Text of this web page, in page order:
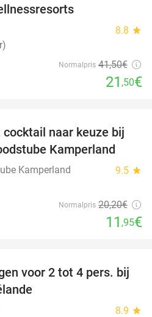
8.8 star
Normalpris 41,50€
21 ,50€
41%
naar keuze bij
Kamperland
Kamperland 9.5 star
Normalpris 20,20€
11 ,95€
17%
voor 2 tot 4 pers. bij
8.9 star